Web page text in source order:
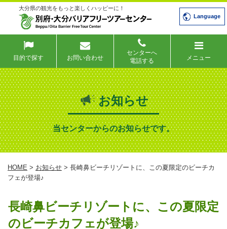
大分県の観光をもっと楽しくハッピーに！
Language
目的で探す お問い合わせ
センターへ
電話する
メニュー
お知らせ
当センターからのお知らせです。
HOME > お知らせ > 長崎鼻ビーチリゾートに、この夏限定のビーチカ
フェが登場♪
長崎鼻ビーチリゾートに、この夏限定
のビーチカフェが登場♪